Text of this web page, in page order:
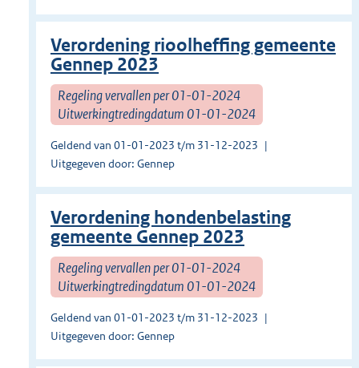
Verordening rioolheffing gemeente
Gennep 2023
Regeling vervallen per 01-01-2024
Uitwerkingtredingdatum 01-01-2024
Geldend van 01-01-2023 t/m 31-12-2023
Uitgegeven door: Gennep
Verordening hondenbelasting
gemeente Gennep 2023
Regeling vervallen per 01-01-2024
Uitwerkingtredingdatum 01-01-2024
Geldend van 01-01-2023 t/m 31-12-2023
Uitgegeven door: Gennep